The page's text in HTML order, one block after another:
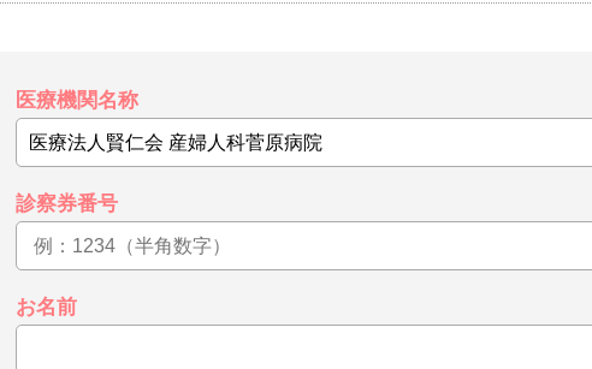
医療機関名称
診察券番号
お名前